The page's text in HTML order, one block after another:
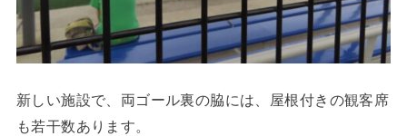
新しい施設で、両ゴール裏の脇には、屋根付きの観客席
も若干数あります。